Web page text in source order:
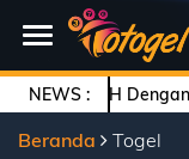
SELAMAT
Beranda
NEWS :
MUDAH
Beranda Togel